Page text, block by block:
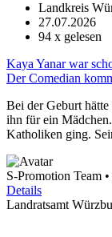
Landkreis
27.07.2026
94 x gelesen
Kaya Yanar war
Der Comedian
Bei der Geburt
ihn für ein
Katholiken ging.
S-Promotion Team
Details
Landratsamt